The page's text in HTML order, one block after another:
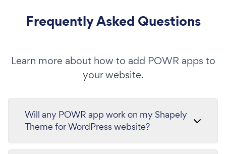
Frequently Asked Questions
Learn more about how to add POWR apps to
your website.
Will any POWR app work on my Shapely
Theme for WordPress website?